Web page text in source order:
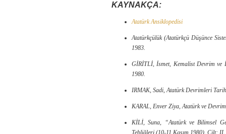
KAYNAKÇA:
Atatürk Ansiklopedisi
Atatürkçülük (Atatürkçü Düşünce
1983.
GİRİTLİ, İsmet, Kemalist Devrim ve
1980.
IRMAK, Sadi, Atatürk Devrimleri
KARAL, Enver Ziya, Atatürk ve
KİLİ, Suna, “Atatürk ve Bilimsel
Tebliğleri (10-11 Kasım 1980), Cilt: